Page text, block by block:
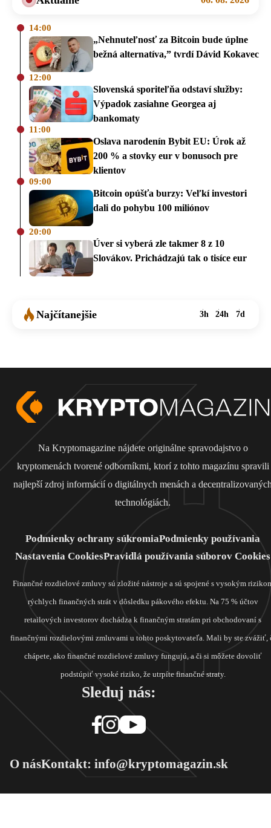
14:00
„Nehnuteľnosť za Bitcoin bude úplne
bežná alternatíva,” tvrdí Dávid Kokavec
12:00
Slovenská sporiteľňa odstaví služby:
Výpadok zasiahne Georgea aj
bankomaty
11:00
Oslava narodenín Bybit EU: Úrok až
200 % a stovky eur v bonusoch pre
klientov
09:00
Bitcoin opúšťa burzy: Veľkí investori
dali do pohybu 100 miliónov
20:00
Úver si vyberá zle takmer 8 z 10
Slovákov. Prichádzajú tak o tisíce eur
Najčítanejšie 3h 24h 7d
Na Kryptomagazine nájdete originálne spravodajstvo o
kryptomenách tvorené odborníkmi, ktorí z tohto magazínu spravili
najlepší zdroj informácií o digitálnych menách a
technológiách.
Podmienky ochrany súkromiaPodmienky používania
Nastavenia CookiesPravidlá používania súborov Cookies
Finančné rozdielové zmluvy sú zložité nástroje a sú spojené s vysokým
rýchlych finančných strát v dôsledku pákového efektu. Na 75 % účtov
retailových investorov dochádza k finančným stratám pri obchodovaní s
finančnými rozdielovými zmluvami u tohto poskytovateľa. Mali by ste zvážiť,
chápete, ako finančné rozdielové zmluvy fungujú, a či si môžete dovoliť
podstúpiť vysoké riziko, že utrpíte finančné straty.
Sleduj nás:
O násKontakt: info@kryptomagazin.sk